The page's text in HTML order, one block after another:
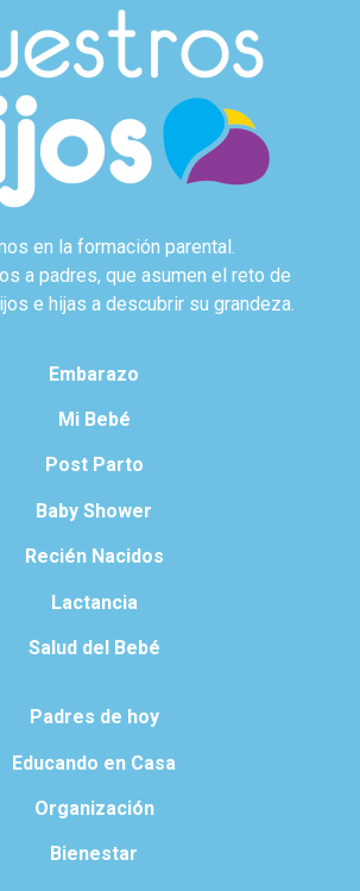
en la formación parental.
a padres, que asumen el reto de
e hijas a descubrir su grandeza.
Embarazo
Mi Bebé
Post Parto
Baby Shower
Recién Nacidos
Lactancia
Salud del Bebé
Padres de hoy
Educando en Casa
Organización
Bienestar